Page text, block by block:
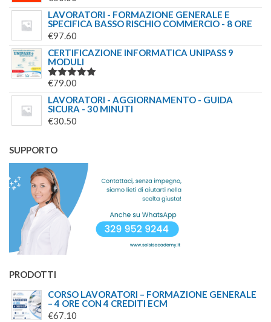
LAVORATORI - FORMAZIONE GENERALE E
SPECIFICA BASSO RISCHIO COMMERCIO - 8 ORE
€97.60
CERTIFICAZIONE INFORMATICA UNIPASS 9
MODULI
VALUTATO
€79.00
LAVORATORI - AGGIORNAMENTO - GUIDA
SICURA - 30 MINUTI
€30.50
SUPPORTO
PRODOTTI
CORSO LAVORATORI – FORMAZIONE GENERALE
– 4 ORE CON 4 CREDITI ECM
€67.10